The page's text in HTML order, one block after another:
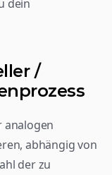
dein
/
analogen
abhängig von
der zu